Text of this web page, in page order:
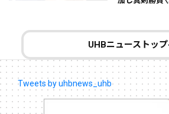
UHBニューストッ
Tweets by uhbnews_uhb